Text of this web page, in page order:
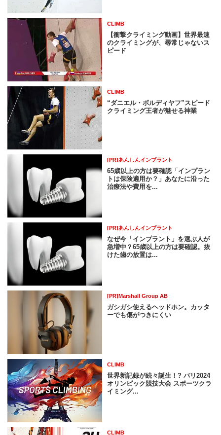
CLIMB
【衝撃クライミング動画】世界最速
のクライミングが、尋常じゃないス
ピード
CLIMB
“ダニエル・ボルディヤフ”スピード
クライミング王者が魅せる神業
[PR]あんしんインプラント
65歳以上の方は要確認「インプラン
トは保険適用か？」あなたに沿った
治療法や費用を...
[PR]あんしんインプラント
なぜ今「インプラント」を選ぶ人が
急増中？65歳以上の方は要確認。抜
けた歯の放置は...
[PR]Marshall Group AB
ガシガシ使えるヘッドホン。カッタ
ーでも傷がつきにくい
CLIMB
世界新記録が続々誕生！? パリ2024
オリンピック競技大会 スポーツクラ
イミング...
CLIMB